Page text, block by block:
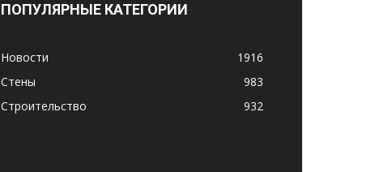
ПОПУЛЯРНЫЕ КАТЕГОРИИ
Новости
1916
Стены
983
Строительство
932